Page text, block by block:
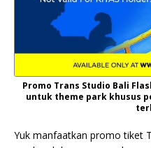
Promo Trans Studio Bali
untuk theme park khusus
Yuk manfaatkan promo tiket